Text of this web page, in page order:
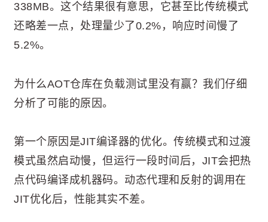
338MB。这个结果很有意思，它甚至比传统模式
还略差一点，处理量少了0.2%，响应时间慢了
5.2%。
为什么AOT仓库在负载测试里没有赢？我们仔细
分析了可能的原因。
第一个原因是JIT编译器的优化。传统模式和过渡
模式虽然启动慢，但运行一段时间后，JIT会把热
点代码编译成机器码。动态代理和反射的调用在
JIT优化后，性能其实不差。